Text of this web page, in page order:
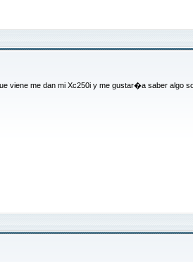
viene me dan mi Xc250i y me gustar�a saber